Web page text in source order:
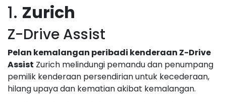
1. Zurich
Z-Drive Assist
Pelan kemalangan peribadi kenderaan Z-Drive
Assist Zurich melindungi pemandu dan penumpang
pemilik kenderaan persendirian untuk kecederaan,
hilang upaya dan kematian akibat kemalangan.